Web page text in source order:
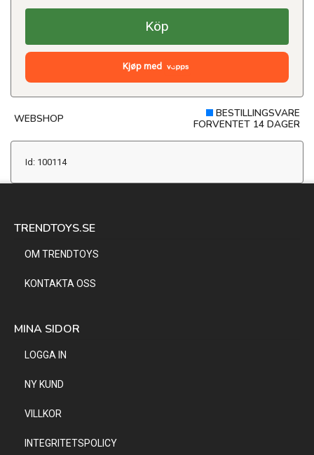
Köp
Kjøp med
WEBSHOP
BESTILLINGSVARE
FORVENTET 14 DAGER
Id: 100114
TRENDTOYS.SE
OM TRENDTOYS
KONTAKTA OSS
MINA SIDOR
LOGGA IN
NY KUND
VILLKOR
INTEGRITETSPOLICY